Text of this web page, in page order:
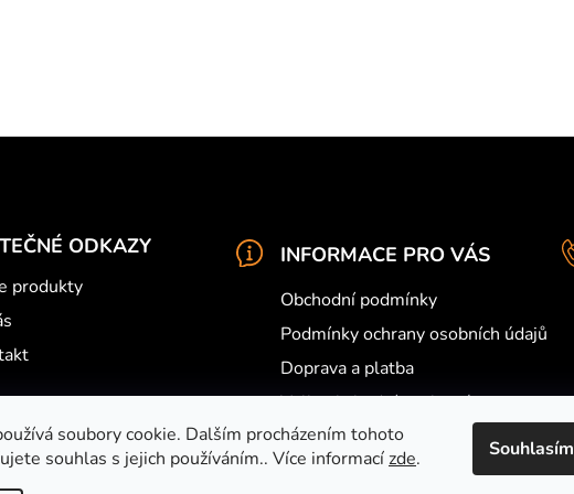
soubory cookie. Dalším procházením tohoto
souhlas s jejich používáním.. Více informacízde. Souhlasím
ODKAZY
produkty
INFORMACE PRO VÁS
Obchodní podmínky
Podmínky ochrany osobních údajů
Doprava a platba
Velkoobchodní spolupráce
Můj účet